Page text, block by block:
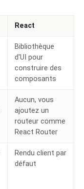
React
Bibliothèque
d'UI pour
construire des
composants
Aucun, vous
ajoutez un
routeur comme
React Router
Rendu client par
défaut